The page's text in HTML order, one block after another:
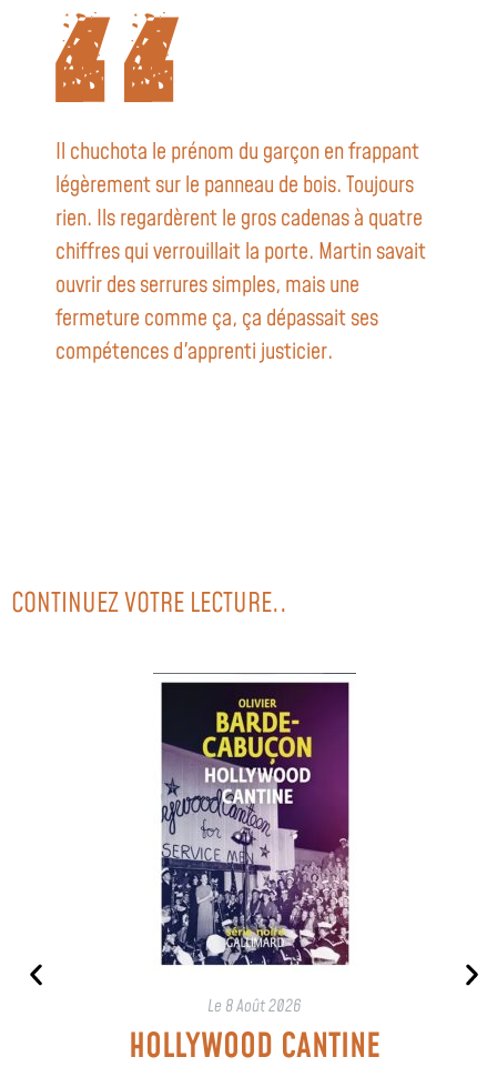
Il chuchota le prénom du garçon en frappant
légèrement sur le panneau de bois. Toujours
rien. Ils regardèrent le gros cadenas à quatre
chiffres qui verrouillait la porte. Martin savait
ouvrir des serrures simples, mais une
fermeture comme ça, ça dépassait ses
compétences d'apprenti justicier.
CONTINUEZ VOTRE LECTURE..
Le 8 Août 2026
HOLLYWOOD CANTINE